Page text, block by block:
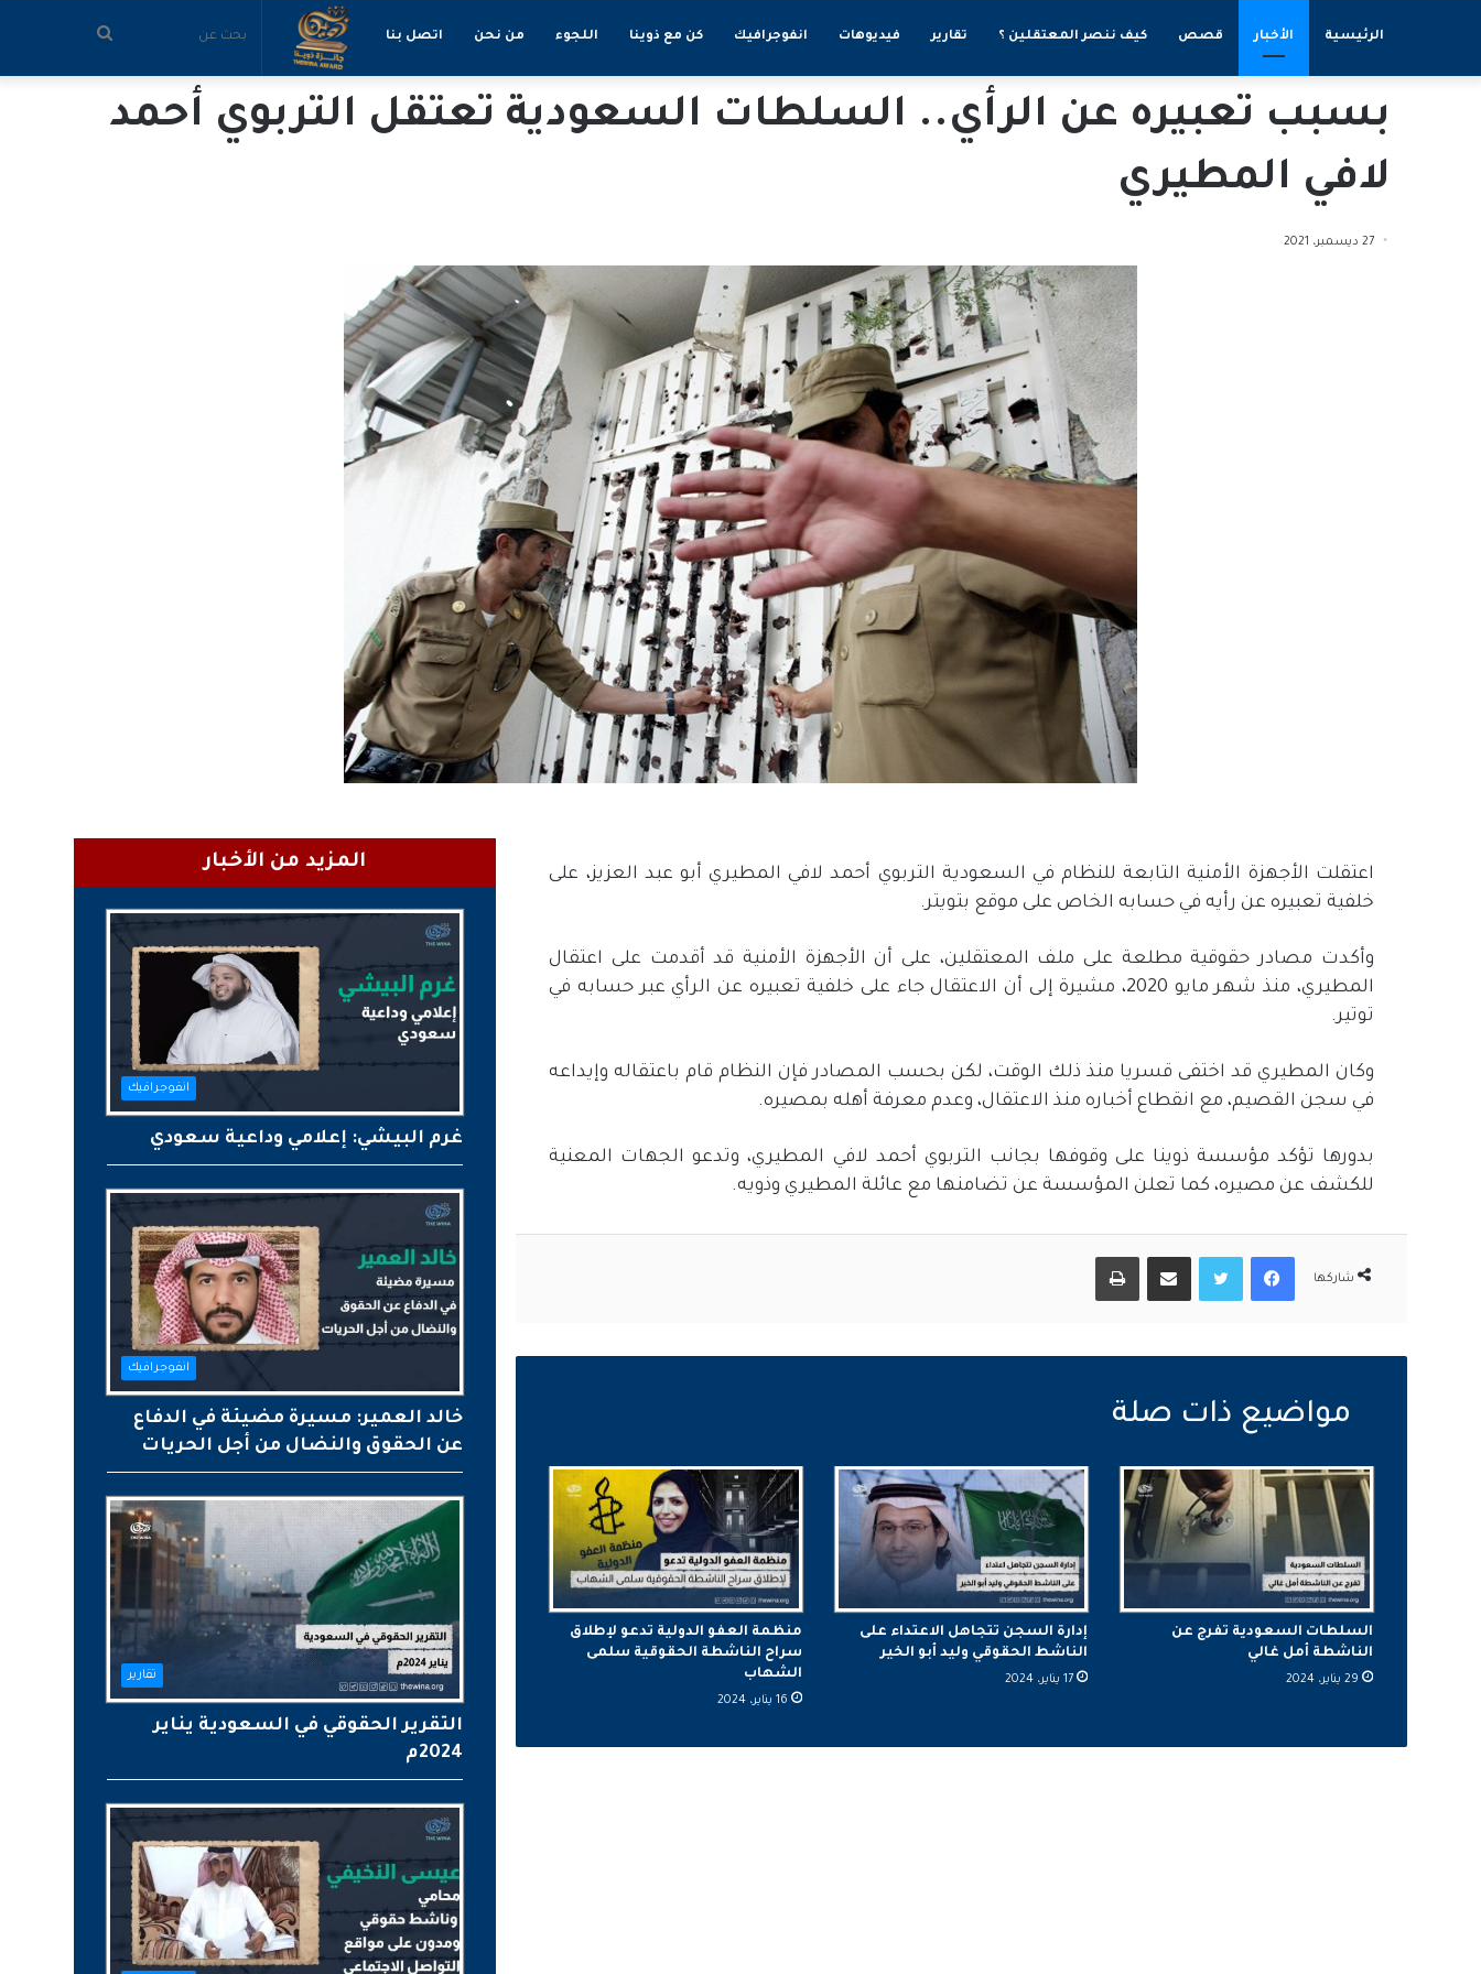
الرئيسية الأخبار قصص كيف ننصر المعتقلين ؟ تقارير فيديوهات انفوجرافيك كن مع ذوينا اللجوء من نحن اتصل بنا بحث
بسبب تعبيره عن الرأي.. السلطات السعودية تعتقل التربوي أحمد
لافي المطيري
27 ديسمبر، 2021
اعتقلت الأجهزة الأمنية التابعة للنظام في السعودية التربوي أحمد لافي المطيري أبو عبد العزيز، على
خلفية تعبيره عن رأيه في حسابه الخاص على موقع بتويتر.
وأكدت مصادر حقوقية مطلعة على ملف المعتقلين، على أن الأجهزة الأمنية قد أقدمت على اعتقال
المطيري، منذ شهر مايو 2020، مشيرة إلى أن الاعتقال جاء على خلفية تعبيره عن الرأي عبر حسابه في
توتير.
وكان المطيري قد اختفى قسريا منذ ذلك الوقت، لكن بحسب المصادر فإن النظام قام باعتقاله وإيداعه
في سجن القصيم، مع انقطاع أخباره منذ الاعتقال، وعدم معرفة أهله بمصيره.
بدورها تؤكد مؤسسة ذوينا على وقوفها بجانب التربوي أحمد لافي المطيري، وتدعو الجهات المعنية
للكشف عن مصيره، كما تعلن المؤسسة عن تضامنها مع عائلة المطيري وذويه.
شاركها
فيسبوكتويتر مشاركة عبر البريد طباعة
السلطات السعودية تفرج عن
الناشطة أمل غالي
29 يناير، 2024
إدارة السجن تتجاهل الاعتداء على
الناشط الحقوقي وليد أبو الخير
17 يناير، 2024
منظمة العفو الدولية تدعو لإطلاق
سراح الناشطة الحقوقية سلمى
الشهاب
16 يناير، 2024
المزيد من الأخبار
انفوجرافيك
غرم البيشي: إعلامي وداعية سعودي
انفوجرافيك
خالد العمير: مسيرة مضيئة في الدفاع
عن الحقوق والنضال من أجل الحريات
تقارير
التقرير الحقوقي في السعودية يناير
2024م